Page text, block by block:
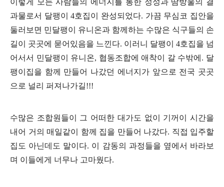
이렇게 모든 사람들의 에너지를 통한 정성과 땀방울의 결
과물로서 달팽이 4호집이 완성되었다. 가끔 무심코 집안을
둘러보면 민달팽이 유니온과 함께하는 수많은 식구들의 손
길이 곳곳에 묻어있음을 느낀다. 이러니 달팽이 4호집을 넘
어서서 민달팽이 유니온, 협동조합에 애착이 갈 수밖에. 달
팽이집을 함께 만들어 나갔던 에너지가 앞으로 전국 곳곳
으로 널리 퍼져나가길!!!
수많은 조합원들이 그 어떠한 대가도 없이 기꺼이 시간을
내어 거의 매일같이 함께 집을 만들어 나갔다. 직접 입주할
집도 아닌데도 말이다. 이 감동의 과정들을 옆에서 바라보
며 이들에게 너무나 고마웠다.